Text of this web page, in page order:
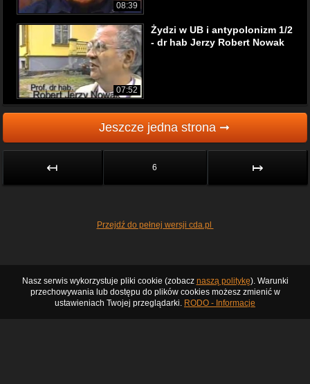
08:39
07:52
Żydzi w UB i antypolonizm 1/2
- dr hab Jerzy Robert Nowak
Jeszcze jedna strona ➞
↤ 6 ↦
Przejdź do pełnej wersji cda.pl
Nasz serwis wykorzystuje pliki cookie (zobacz naszą politykę). Warunki
przechowywania lub dostępu do plików cookies możesz zmienić w
ustawieniach Twojej przeglądarki. RODO - Informacje